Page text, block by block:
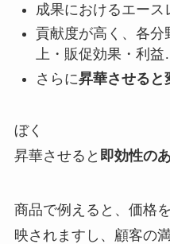
成果におけるエース
貢献度が高く、各分
上・販促効果・利益
さらに昇華させると
ぼく
昇華させると 即効性の
商品で例えると、価格
映されますし、顧客の